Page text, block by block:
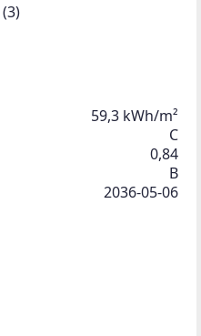
(3)
59,3 kWh/m²
C
0,84
B
2036-05-06